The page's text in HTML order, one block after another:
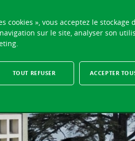
cookies », vous acceptez le stockage
sur le site, analyser son
TOUT REFUSER ACCEPTER